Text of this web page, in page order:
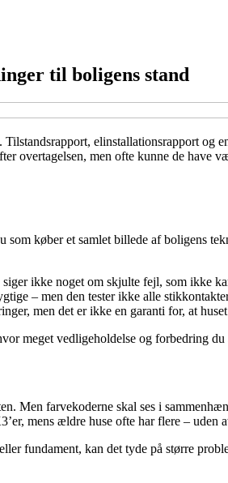
til boligens stand
elinstallationsrapport
overtagelsen, men ofte kunne de
køber et samlet billede af boligens
ikke noget om skjulte fejl, som ikke
– men den tester ikke alle
men det er ikke en garanti for, at
meget vedligeholdelse og forbedring du
farvekoderne skal ses i
mens ældre huse ofte har flere – uden
fundament, kan det tyde på større